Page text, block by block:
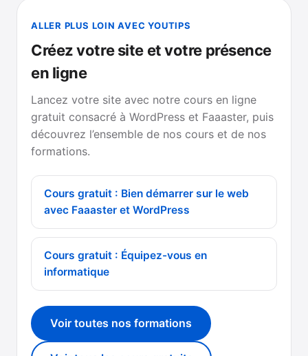
ALLER PLUS LOIN AVEC YOUTIPS
Créez votre site et votre présence
en ligne
Lancez votre site avec notre cours en ligne
gratuit consacré à WordPress et Faaaster, puis
découvrez l’ensemble de nos cours et de nos
formations.
Cours gratuit : Bien démarrer sur le web
avec Faaaster et WordPress
Cours gratuit : Équipez-vous en
informatique
Voir toutes nos formations